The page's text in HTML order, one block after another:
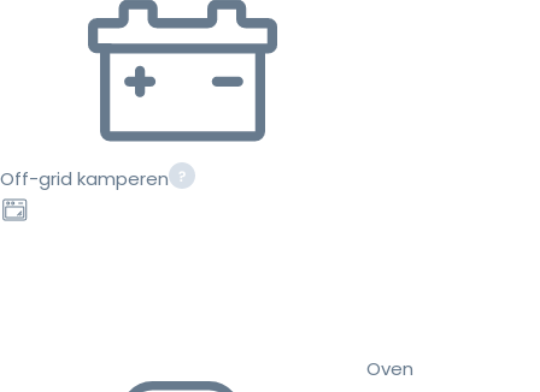
Off-grid kamperen
Oven